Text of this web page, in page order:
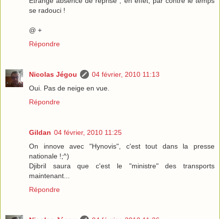
se radouci !
@ +
Répondre
Nicolas Jégou
04 février, 2010 11:13
Oui. Pas de neige en vue.
Répondre
Gildan 04 février, 2010 11:25
On innove avec "Hynovis", c'est tout dans la presse
nationale !;^)
Djibril saura que c'est le "ministre" des transports
maintenant...
Répondre